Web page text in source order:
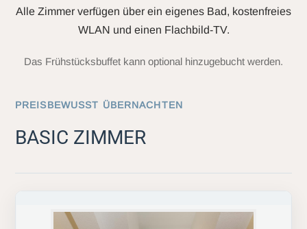
Alle Zimmer verfügen über ein eigenes Bad, kostenfreies
WLAN und einen Flachbild-TV.
Das Frühstücksbuffet kann optional hinzugebucht werden.
PREISBEWUSST ÜBERNACHTEN
BASIC ZIMMER